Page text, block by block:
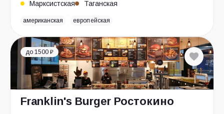
Марксистская Таганская
американская европейская
до 1500 ₽
Franklin's Burger Ростокино